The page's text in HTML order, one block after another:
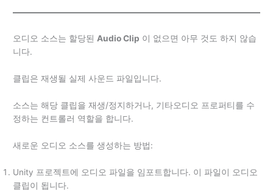
오디오 소스는 할당된Audio Clip 이 없으면 아무 것도 하지 않습
니다.
클립은 재생될 실제 사운드 파일입니다.
소스는 해당 클립을 재생/정지하거나, 기타​오디오 프로퍼티를 수
정하는 컨트롤러 역할을 합니다.
새로운 오디오 소스를 생성하는 방법:
Unity 프로젝트에 오디오 파일을 임포트합니다. 이 파일이 오디오
클립이 됩니다.